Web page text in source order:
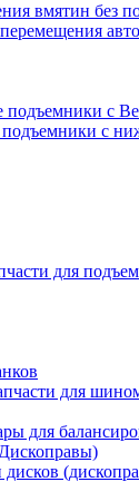
вмятин без
авто
подъемники с
с
для
для
для